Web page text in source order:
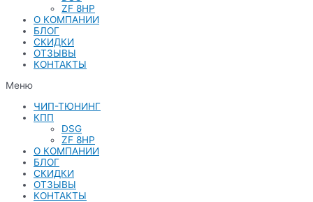
ZF 8HP
О КОМПАНИИ
БЛОГ
СКИДКИ
ОТЗЫВЫ
КОНТАКТЫ
Меню
ЧИП-ТЮНИНГ
КПП
DSG
ZF 8HP
О КОМПАНИИ
БЛОГ
СКИДКИ
ОТЗЫВЫ
КОНТАКТЫ